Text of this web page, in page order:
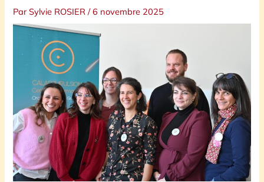
ParSylvie ROSIER/6 novembre 2025